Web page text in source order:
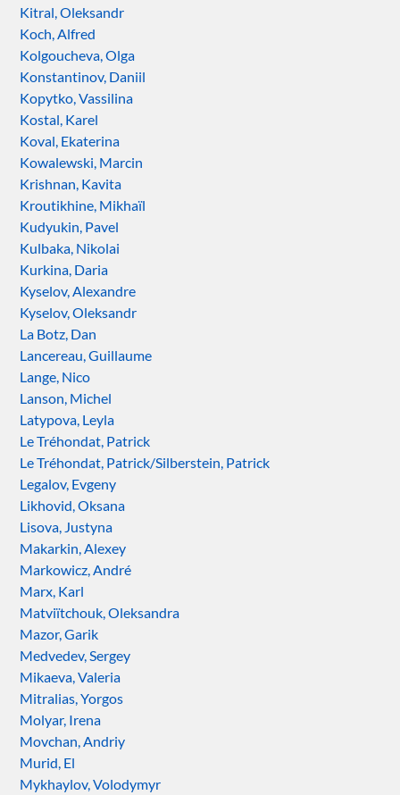
Kitral, Oleksandr
Koch, Alfred
Kolgoucheva, Olga
Konstantinov, Daniil
Kopytko, Vassilina
Kostal, Karel
Koval, Ekaterina
Kowalewski, Marcin
Krishnan, Kavita
Kroutikhine, Mikhaïl
Kudyukin, Pavel
Kulbaka, Nikolai
Kurkina, Daria
Kyselov, Alexandre
Kyselov, Oleksandr
La Botz, Dan
Lancereau, Guillaume
Lange, Nico
Lanson, Michel
Latypova, Leyla
Le Tréhondat, Patrick
Le Tréhondat, Patrick/Silberstein, Patrick
Legalov, Evgeny
Likhovid, Oksana
Lisova, Justyna
Makarkin, Alexey
Markowicz, André
Marx, Karl
Matviïtchouk, Oleksandra
Mazor, Garik
Medvedev, Sergey
Mikaeva, Valeria
Mitralias, Yorgos
Molyar, Irena
Movchan, Andriy
Murid, El
Mykhaylov, Volodymyr